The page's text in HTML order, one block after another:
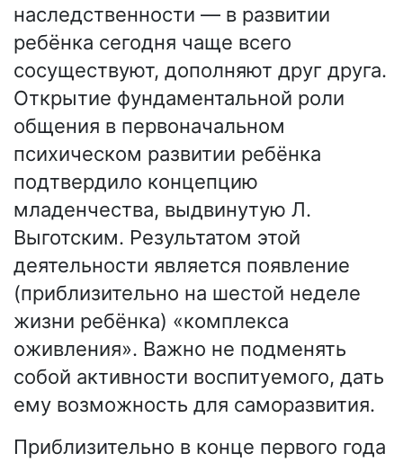
наследственности — в развитии
ребёнка сегодня чаще всего
сосуществуют, дополняют друг друга.
Открытие фундаментальной роли
общения в первоначальном
психическом развитии ребёнка
подтвердило концепцию
младенчества, выдвинутую Л.
Выготским. Результатом этой
деятельности является появление
(приблизительно на шестой неделе
жизни ребёнка) «комплекса
оживления». Важно не подменять
собой активности воспитуемого, дать
ему возможность для саморазвития.
Приблизительно в конце первого года